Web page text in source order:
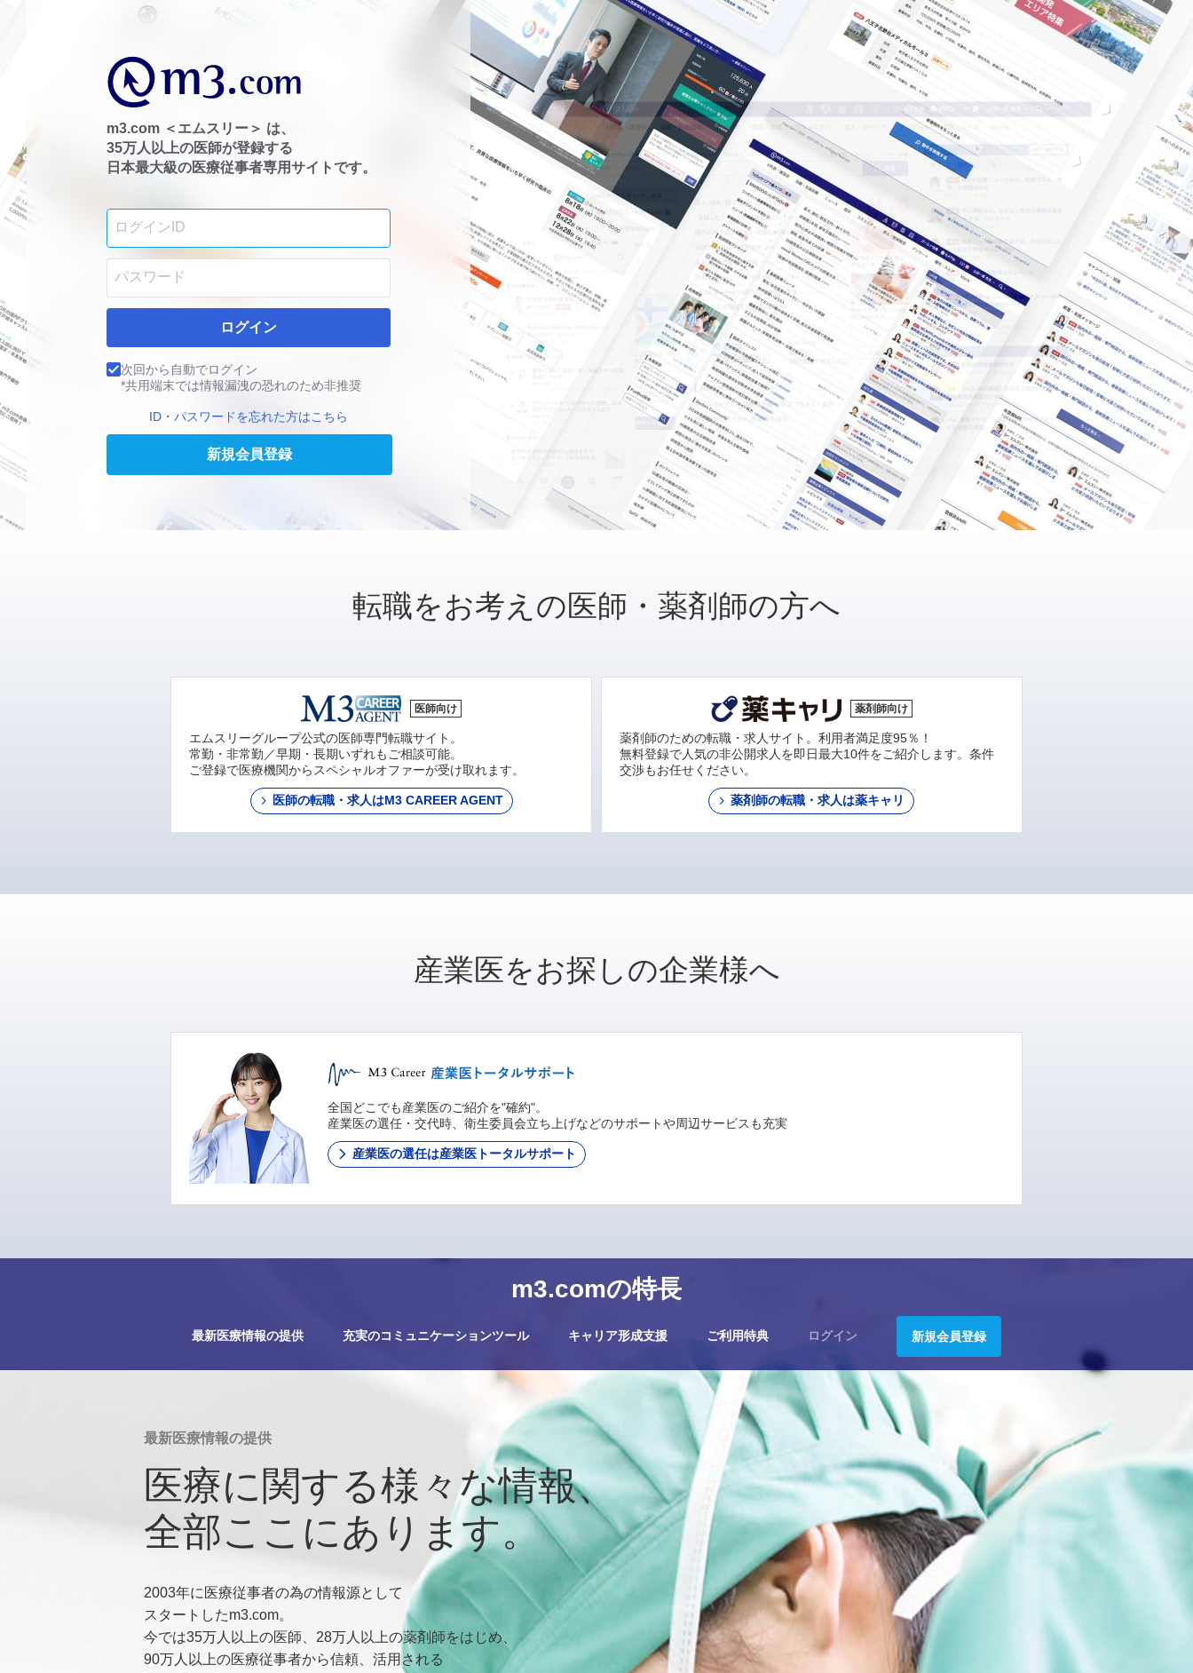
m3.comの特長
最新医療情報の提供 充実のコミュニケーションツール キャリア形成支援 ご利用特典 ログイン 新規会員登録
m3.com ＜エムスリー＞ は、
35万人以上の医師が登録する
日本最大級の医療従事者専用サイトです。
ログイン
次回から自動でログイン
*共用端末では情報漏洩の恐れのため非推奨
ID・パスワードを忘れた方はこちら
新規会員登録
転職をお考えの医師・薬剤師の方へ
医師向け
エムスリーグループ公式の医師専門転職サイト。
常勤・非常勤／早期・長期いずれもご相談可能。
ご登録で医療機関からスペシャルオファーが受け取れます。
医師の転職・求人はM3 CAREER AGENT
薬剤師向け
薬剤師のための転職・求人サイト。利用者満足度95％！
無料登録で人気の非公開求人を即日最大10件をご紹介します。条件
交渉もお任せください。
薬剤師の転職・求人は薬キャリ
産業医をお探しの企業様へ
全国どこでも産業医のご紹介を"確約"。
産業医の選任・交代時、衛生委員会立ち上げなどのサポートや周辺サービスも充実
産業医の選任は産業医トータルサポート
最新医療情報の提供
医療に関する様々な情報、
全部ここにあります。
2003年に医療従事者の為の情報源として
スタートしたm3.com。
今では35万人以上の医師、28万人以上の薬剤師をはじめ、
90万人以上の医療従事者から信頼、活用される